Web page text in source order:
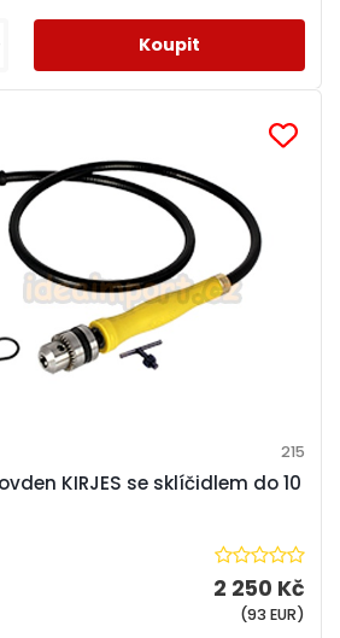
KIRJES se sklíčidlem do 10
215
2 250 Kč
(93 EUR)